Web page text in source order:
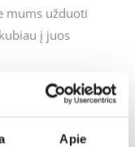
Apie
mums užduoti
į juos